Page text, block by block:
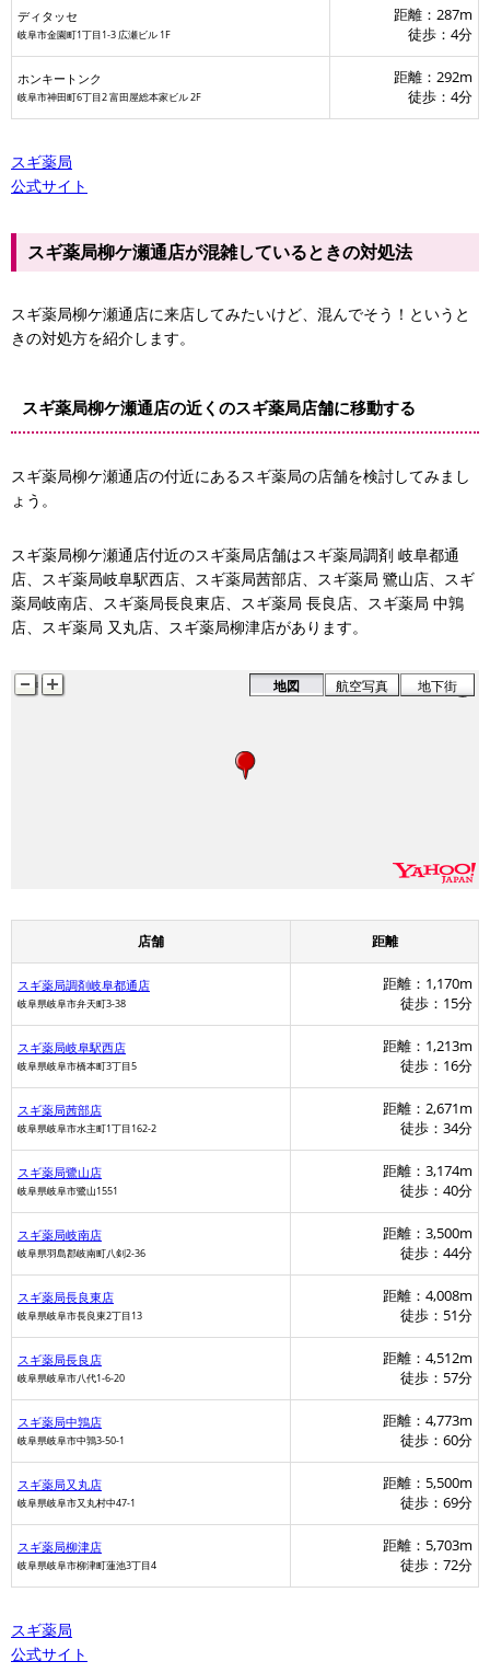
ディタッセ
岐阜市金園町1丁目1-3 広瀬ビル 1F
距離：287m
徒歩：4分
ホンキートンク
岐阜市神田町6丁目2 富田屋総本家ビル 2F
距離：292m
徒歩：4分
スギ薬局
公式サイト
スギ薬局柳ケ瀬通店が混雑しているときの対処法
スギ薬局柳ケ瀬通店に来店してみたいけど、混んでそう！というと
きの対処方を紹介します。
スギ薬局柳ケ瀬通店の近くのスギ薬局店舗に移動する
スギ薬局柳ケ瀬通店の付近にあるスギ薬局の店舗を検討してみまし
ょう。
スギ薬局柳ケ瀬通店付近のスギ薬局店舗はスギ薬局調剤 岐阜都通
店、スギ薬局岐阜駅西店、スギ薬局茜部店、スギ薬局 鷺山店、スギ
薬局岐南店、スギ薬局長良東店、スギ薬局 長良店、スギ薬局 中鶉
店、スギ薬局 又丸店、スギ薬局柳津店があります。
地図 航空写真 地下街
店舗 距離
スギ薬局調剤岐阜都通店
岐阜県岐阜市弁天町3-38
距離：1,170m
徒歩：15分
スギ薬局岐阜駅西店
岐阜県岐阜市橋本町3丁目5
距離：1,213m
徒歩：16分
スギ薬局茜部店
岐阜県岐阜市水主町1丁目162-2
距離：2,671m
徒歩：34分
スギ薬局鷺山店
岐阜県岐阜市鷺山1551
距離：3,174m
徒歩：40分
スギ薬局岐南店
岐阜県羽島郡岐南町八剣2-36
距離：3,500m
徒歩：44分
スギ薬局長良東店
岐阜県岐阜市長良東2丁目13
距離：4,008m
徒歩：51分
スギ薬局長良店
岐阜県岐阜市八代1-6-20
距離：4,512m
徒歩：57分
スギ薬局中鶉店
岐阜県岐阜市中鶉3-50-1
距離：4,773m
徒歩：60分
スギ薬局又丸店
岐阜県岐阜市又丸村中47-1
距離：5,500m
徒歩：69分
スギ薬局柳津店
岐阜県岐阜市柳津町蓮池3丁目4
距離：5,703m
徒歩：72分
スギ薬局
公式サイト